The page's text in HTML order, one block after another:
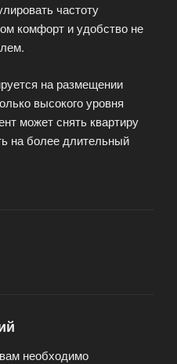
частоту
комфорт и удобство не
на размещении
высокого уровня
может снять квартиру
на более длительный
необходимо